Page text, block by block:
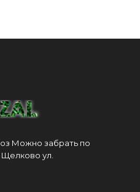
Можно забрать по
Щелково ул.